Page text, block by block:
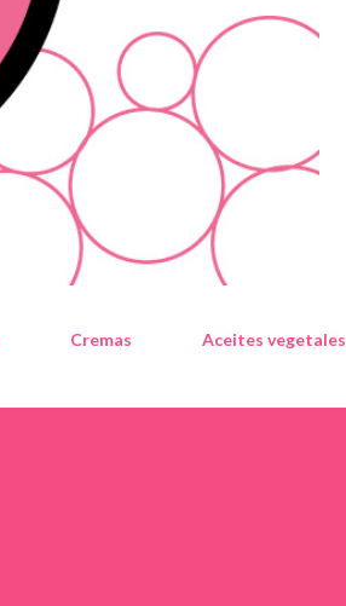
Cremas Aceites vegetales